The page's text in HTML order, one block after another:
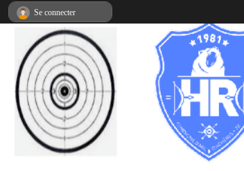
Se connecter
Panneau de gestion des cookies